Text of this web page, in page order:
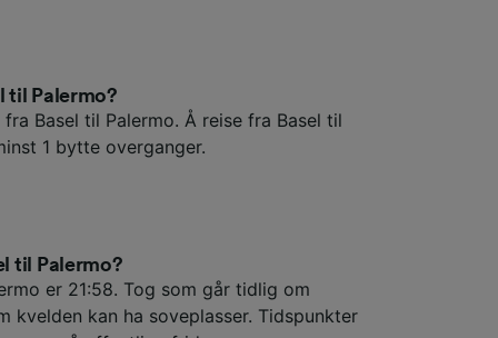
til Palermo?
Basel til Palermo. Å reise fra Basel til
1 bytte overganger.
til Palermo?
er 21:58. Tog som går tidlig om
kvelden kan ha soveplasser. Tidspunkter